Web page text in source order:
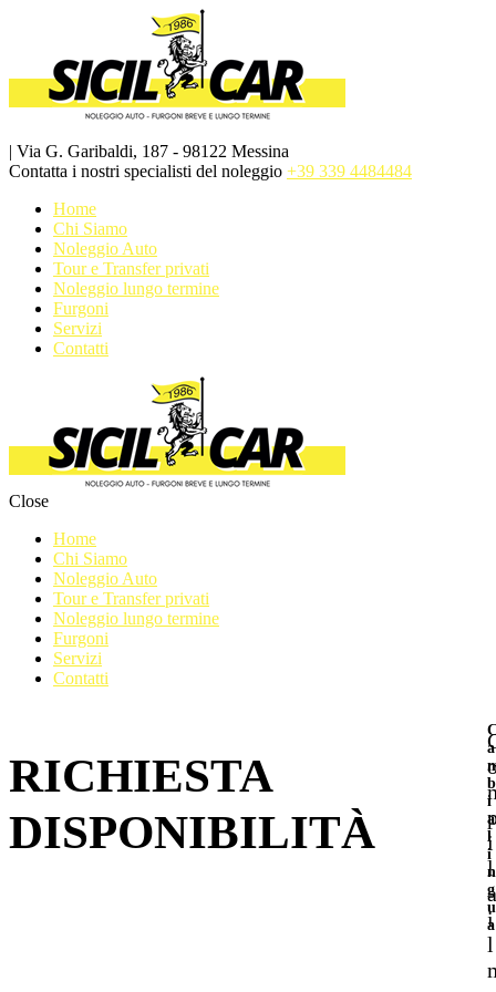
| Via G. Garibaldi, 187 - 98122 Messina
Contatta i nostri specialisti del noleggio +39 339 4484484
Home
Chi Siamo
Noleggio Auto
Tour e Transfer privati
Noleggio lungo termine
Furgoni
Servizi
Contatti
Close
Home
Chi Siamo
Noleggio Auto
Tour e Transfer privati
Noleggio lungo termine
Furgoni
Servizi
Contatti
RICHIESTA
DISPONIBILITÀ
i
l
a
i
l
a
b
i
a
l
i
n
g
u
a